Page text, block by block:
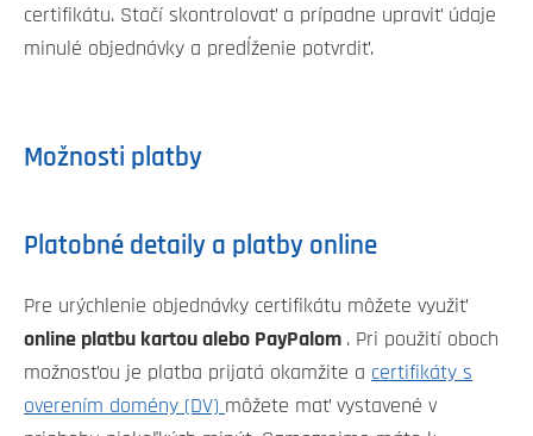
certifikátu. Stačí skontrolovať a prípadne upraviť údaje
minulé objednávky a predĺženie potvrdiť.
Možnosti platby
Platobné detaily a platby online
Pre urýchlenie objednávky certifikátu môžete využiť
online platbu kartou alebo PayPalom . Pri použití oboch
možnosťou je platba prijatá okamžite a certifikáty s
overením domény (DV) môžete mať vystavené v